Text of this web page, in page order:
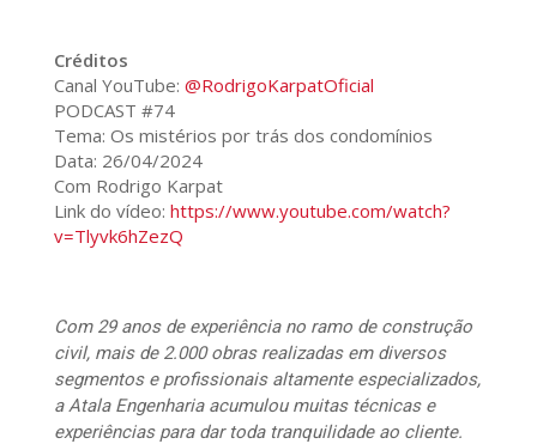
Créditos
Canal YouTube: @RodrigoKarpatOficial
PODCAST #74
Tema: Os mistérios por trás dos condomínios
Data: 26/04/2024
Com Rodrigo Karpat
Link do vídeo: https://www.youtube.com/watch?
v=Tlyvk6hZezQ
Com 29 anos de experiência no ramo de construção
civil, mais de 2.000 obras realizadas em diversos
segmentos e profissionais altamente especializados,
a Atala Engenharia acumulou muitas técnicas e
experiências para dar toda tranquilidade ao cliente.